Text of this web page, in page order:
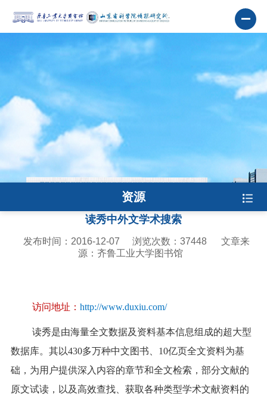
资源
读秀中外文学术搜索
发布时间：2016-12-07 浏览次数： 37448
文章来
源：齐鲁工业大学图书馆
访问地址： http://www.duxiu.com/
读秀是由海量全文数据及资料基本信息组成的超大型
数据库。其以430多万种中文图书、 10亿页全文资料为基
础，为用户提供深入内容的章节和全文检索，部分文献的
原文试读，以及高效查找、获取各种类型学术文献资料的